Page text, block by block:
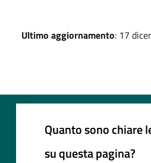
Ultimo aggiornamento: 17
Quanto sono chiare
su questa pagina?